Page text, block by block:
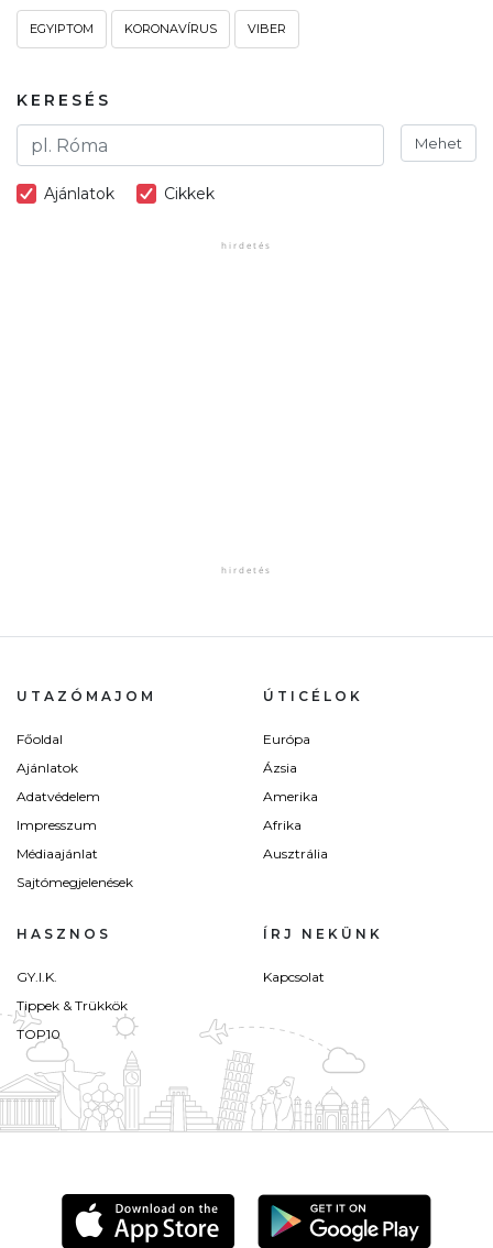
EGYIPTOM KORONAVÍRUS VIBER
KERESÉS
Mehet
Ajánlatok Cikkek
UTAZÓMAJOM
Főoldal
Ajánlatok
Adatvédelem
Impresszum
Médiaajánlat
Sajtómegjelenések
ÚTICÉLOK
Európa
Ázsia
Amerika
Afrika
Ausztrália
HASZNOS
GY.I.K.
Tippek & Trükkök
TOP10
ÍRJ NEKÜNK
Kapcsolat